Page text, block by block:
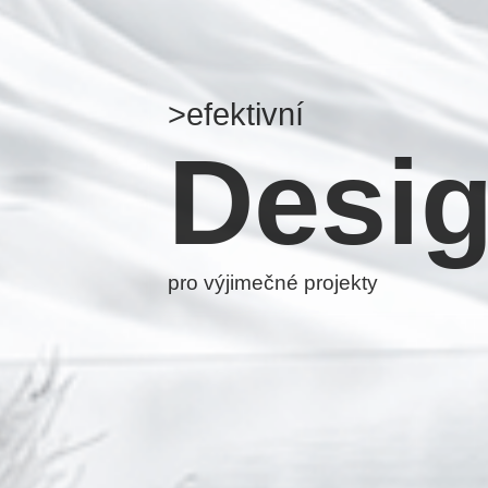
>efektivní
pro výjimečné projekty